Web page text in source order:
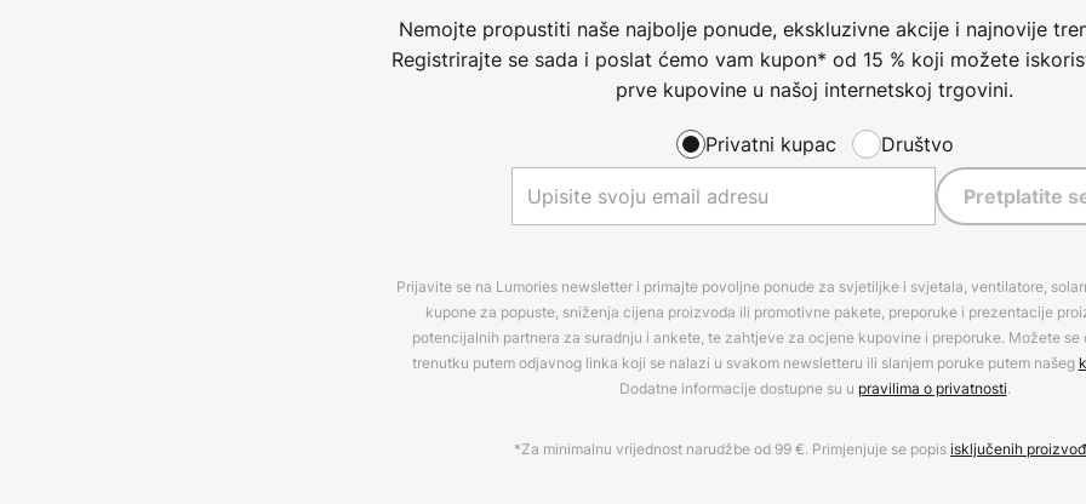
Nemojte propustiti naše najbolje ponude, ekskluzivne akcije i najnovije
Registrirajte se sada i poslat ćemo vam kupon* od 15 % koji možete
prve kupovine u našoj internetskoj trgovini.
Privatni kupac Društvo
Pretplatite
Prijavite se na Lumories newsletter i primajte povoljne ponude za svjetiljke i svjetala, ventilatore,
kupone za popuste, sniženja cijena proizvoda ili promotivne pakete, preporuke i prezentacije
potencijalnih partnera za suradnju i ankete, te zahtjeve za ocjene kupovine i preporuke. Možete se
trenutku putem odjavnog linka koji se nalazi u svakom newsletteru ili slanjem poruke putem našeg
Dodatne informacije dostupne su u pravilima o privatnosti.
*Za minimalnu vrijednost narudžbe od 99 €. Primjenjuje se popisisključenih